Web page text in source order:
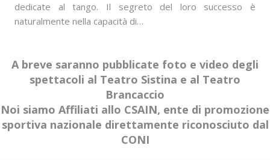
dedicate al tango. Il segreto del loro successo è
naturalmente nella capacità di…
A breve saranno pubblicate foto e video degli
spettacoli al Teatro Sistina e al Teatro
Brancaccio
Noi siamo Affiliati allo CSAIN, ente di promozione
sportiva nazionale direttamente riconosciuto dal
CONI